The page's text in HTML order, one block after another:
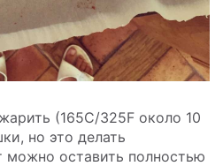
(165C/325F около 10
но это делать
можно оставить полностью